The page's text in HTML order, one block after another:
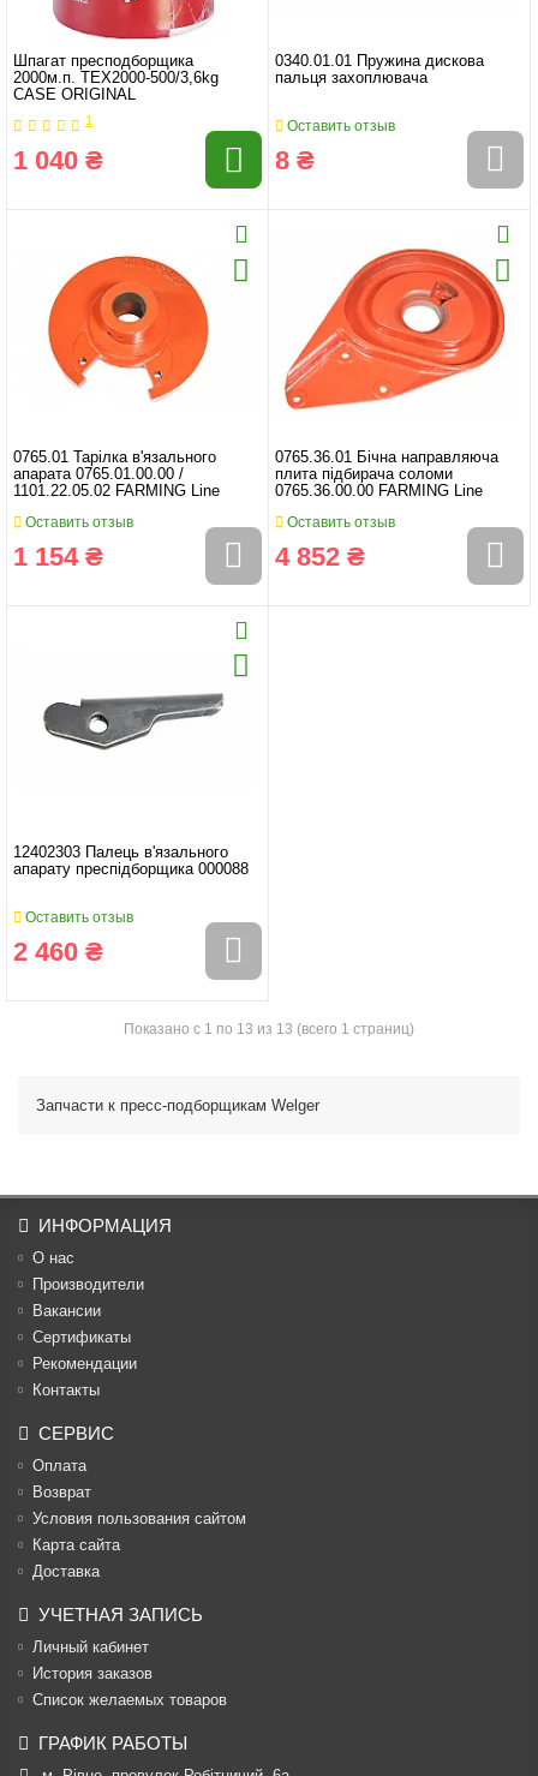
Шпагат пресподборщика
2000м.п. ТЕХ2000-500/3,6kg
CASE ORIGINAL
1
1 040 ₴
0340.01.01 Пружина дискова
пальця захоплювача
Оставить отзыв
8 ₴
0765.01 Тарілка в'язального
апарата 0765.01.00.00 /
1101.22.05.02 FARMING Line
Оставить отзыв
1 154 ₴
0765.36.01 Бічна направляюча
плита підбирача соломи
0765.36.00.00 FARMING Line
Оставить отзыв
4 852 ₴
12402303 Палець в'язального
апарату преспідборщика 000088
Оставить отзыв
2 460 ₴
Показано с 1 по 13 из 13 (всего 1 страниц)
Запчасти к пресс-подборщикам Welger
ИНФОРМАЦИЯ
О нас
Производители
Вакансии
Cертификаты
Рекомендации
Контакты
СЕРВИС
Оплата
Возврат
Условия пользования сайтом
Карта сайта
Доставка
УЧЕТНАЯ ЗАПИСЬ
Личный кабинет
История заказов
Список желаемых товаров
ГРАФИК РАБОТЫ